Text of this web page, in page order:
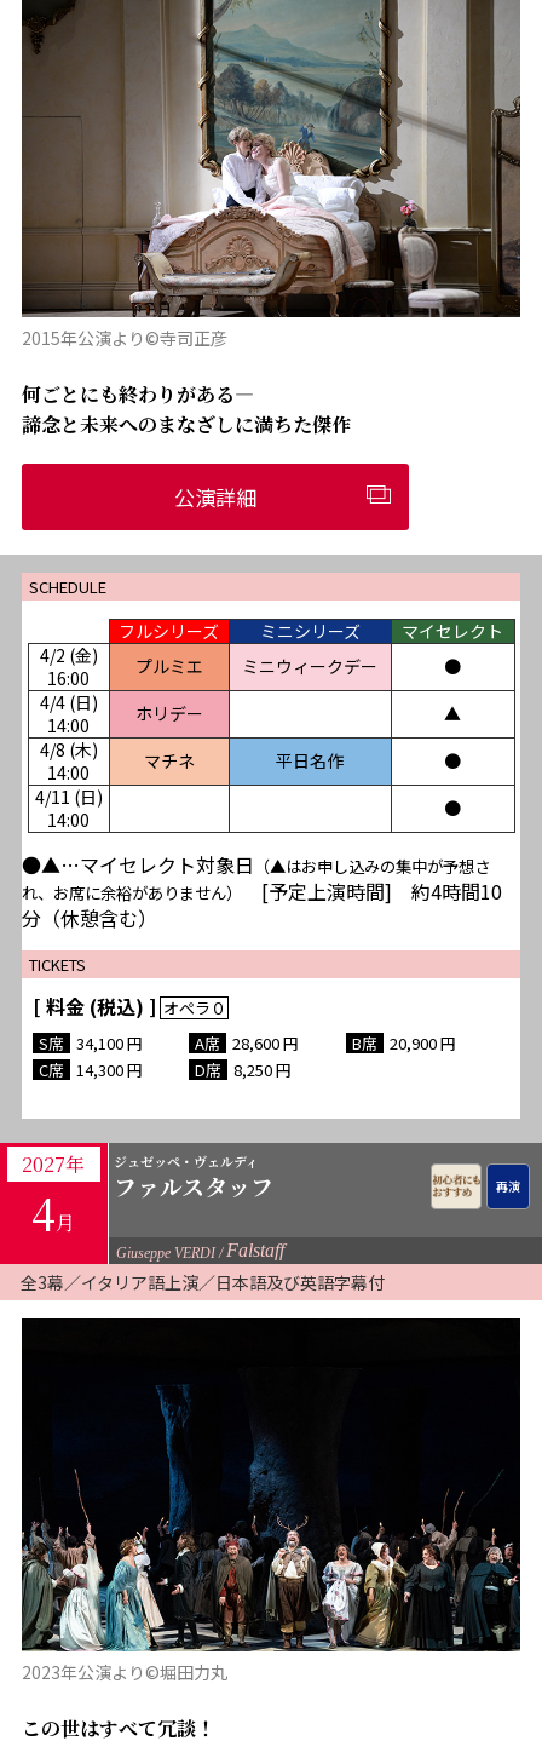
2015年公演より©寺司正彦
何ごとにも終わりがある―
諦念と未来へのまなざしに満ちた傑作
公演詳細
SCHEDULE
フルシリーズ ミニシリーズ
マイセレクト
4/2 (金)
16:00
プルミエ ミニウィークデー
●
4/4 (日)
14:00
ホリデー
▲
4/8 (木)
14:00
マチネ 平日名作
●
4/11 (日)
14:00
●
●▲…マイセレクト対象日 （▲はお申し込みの集中が予想さ
れ、お席に余裕がありません）
[予定上演時間] 約4時間10
分（休憩含む）
TICKETS
[ 料金 (税込) ]
34,100 28,600
20,900
14,300
8,250
2027年
4月
ジュゼッペ・ヴェルディ
ファルスタッフ
Giuseppe VERDI Falstaff
全3幕／イタリア語上演／日本語及び英語字幕付
2023年公演より©堀田力丸
この世はすべて冗談！